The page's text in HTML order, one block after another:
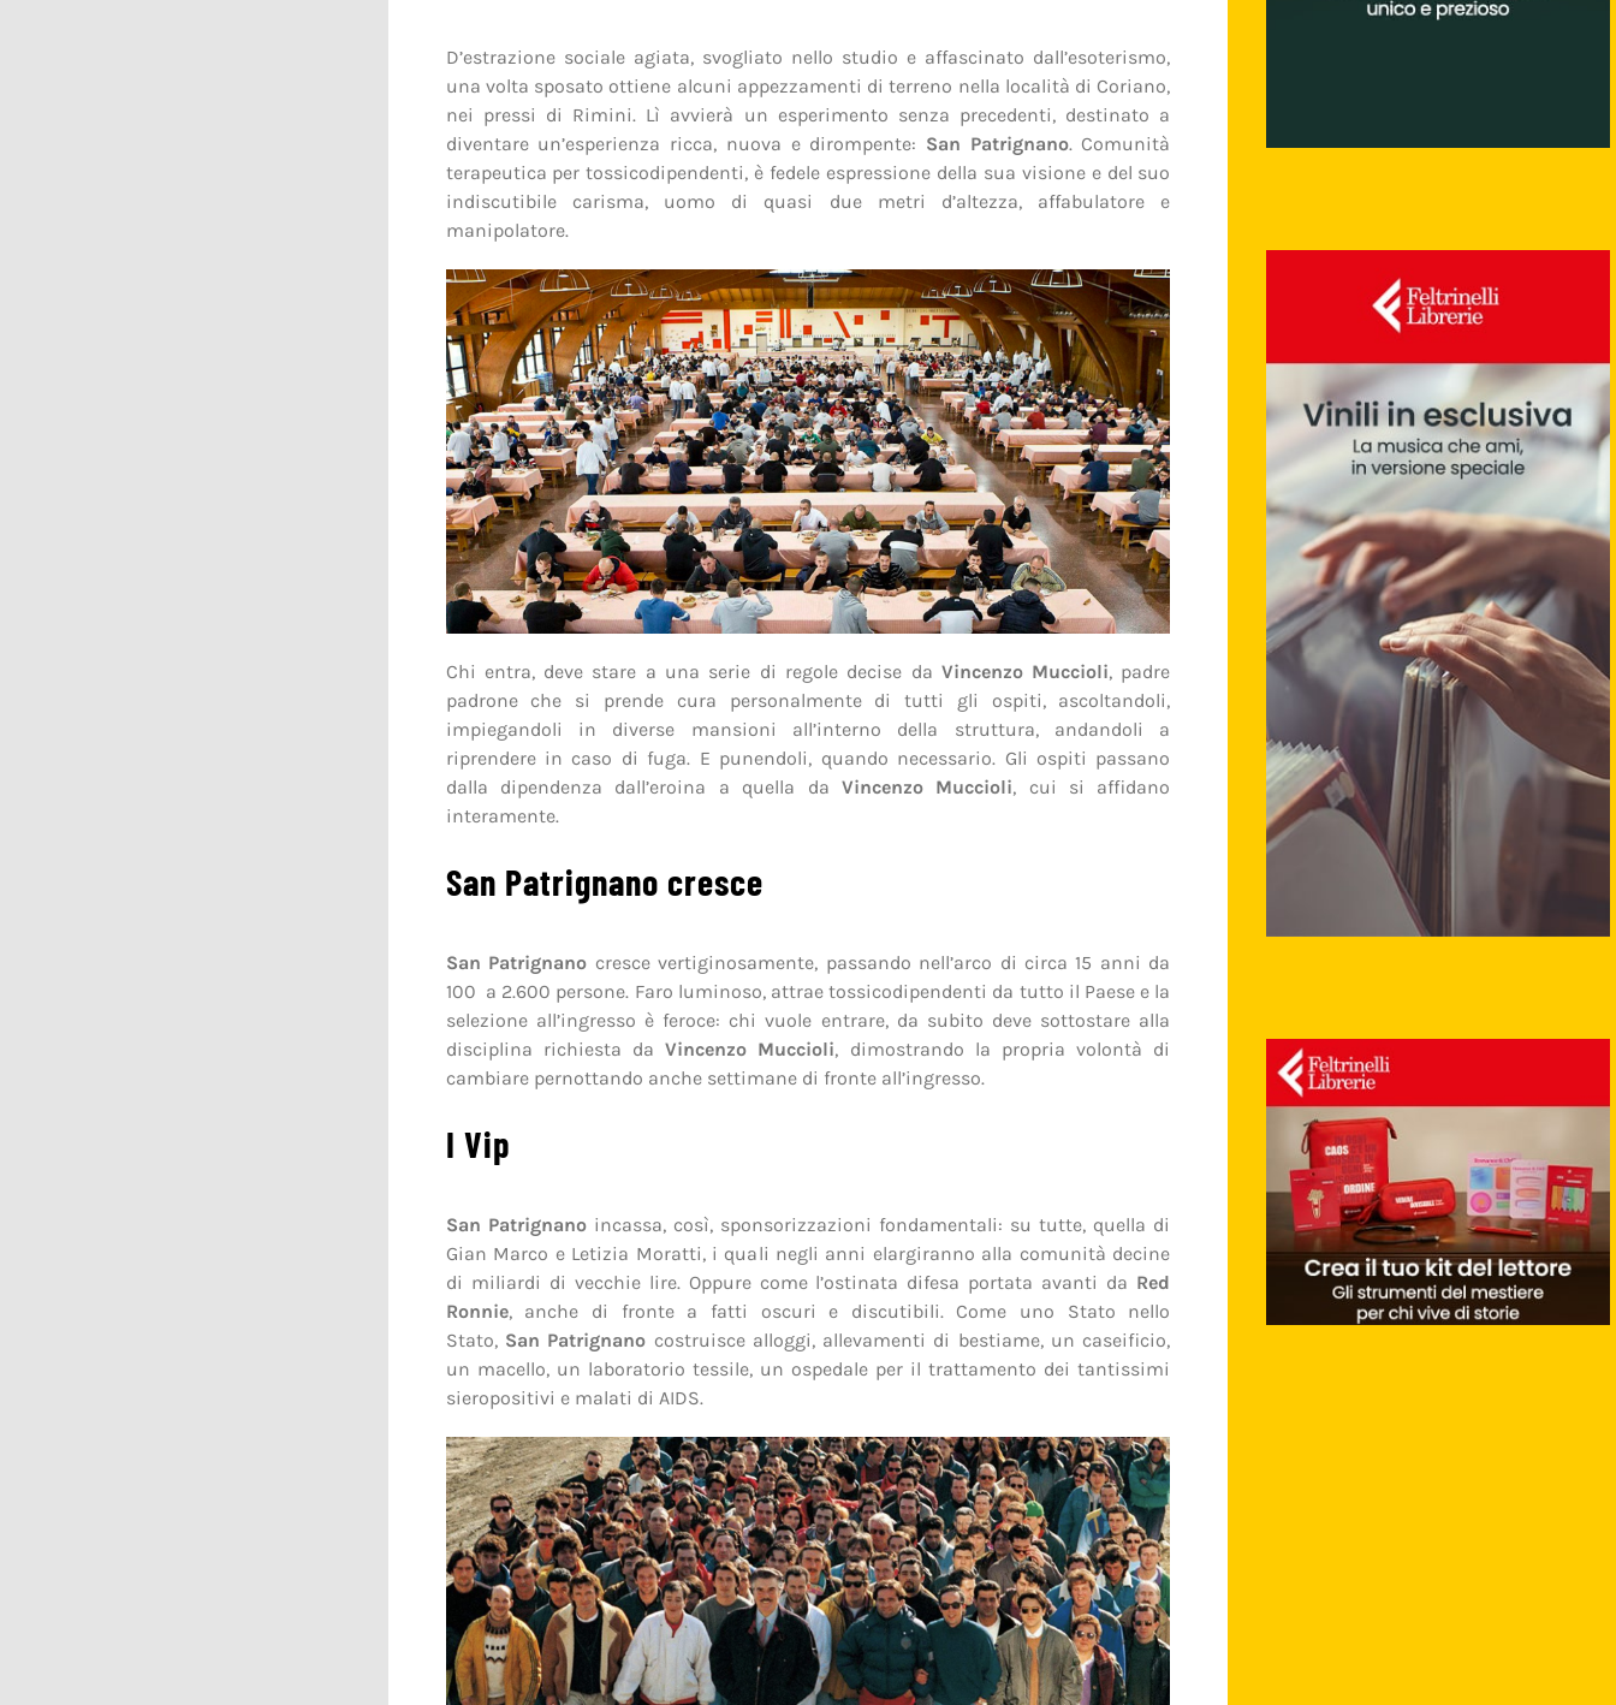
D’estrazione sociale agiata, svogliato nello studio e affascinato dall’esoterismo,
una volta sposato ottiene alcuni appezzamenti di terreno nella località di Coriano,
nei pressi di Rimini. Lì avvierà un esperimento senza precedenti, destinato a
diventare un’esperienza ricca, nuova e dirompente: San Patrignano. Comunità
terapeutica per tossicodipendenti, è fedele espressione della sua visione e del suo
indiscutibile carisma, uomo di quasi due metri d’altezza, affabulatore e
manipolatore.
Chi entra, deve stare a una serie di regole decise da Vincenzo Muccioli, padre
padrone che si prende cura personalmente di tutti gli ospiti, ascoltandoli,
impiegandoli in diverse mansioni all’interno della struttura, andandoli a
riprendere in caso di fuga. E punendoli, quando necessario. Gli ospiti passano
dalla dipendenza dall’eroina a quella da Vincenzo Muccioli, cui si affidano
interamente.
San Patrignano cresce
San Patrignano cresce vertiginosamente, passando nell’arco di circa 15 anni da
100 a 2.600 persone. Faro luminoso, attrae tossicodipendenti da tutto il Paese e la
selezione all’ingresso è feroce: chi vuole entrare, da subito deve sottostare alla
disciplina richiesta daVincenzo Muccioli, dimostrando la propria volontà di
cambiare pernottando anche settimane di fronte all’ingresso.
I Vip
San Patrignanoincassa, così, sponsorizzazioni fondamentali: su tutte, quella di
Gian Marco e Letizia Moratti, i quali negli anni elargiranno alla comunità decine
di miliardi di vecchie lire. Oppure come l’ostinata difesa portata avanti da Red
Ronnie, anche di fronte a fatti oscuri e discutibili. Come uno Stato nello
Stato, San Patrignano costruisce alloggi, allevamenti di bestiame, un caseificio,
un macello, un laboratorio tessile, un ospedale per il trattamento dei tantissimi
sieropositivi e malati di AIDS.